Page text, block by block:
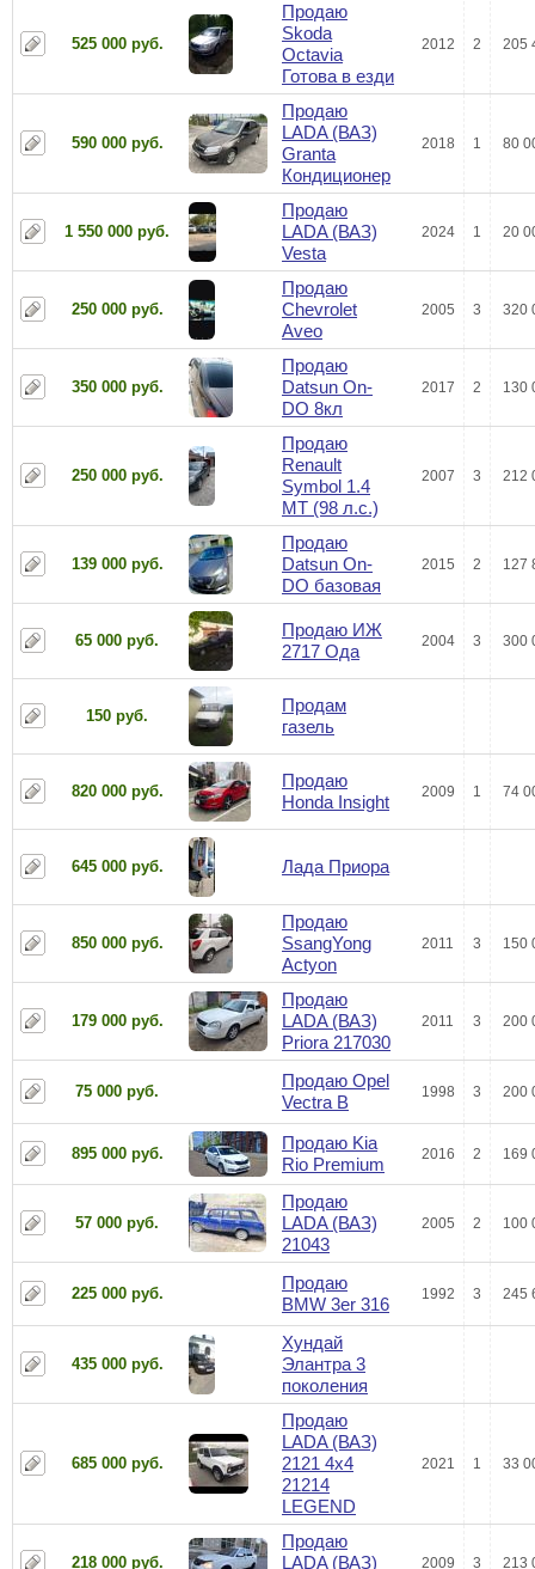
525 000 руб.
Продаю
Skoda
Octavia
Готова в езди
2012 2 205
590 000 руб.
Продаю
LADA (ВАЗ)
Granta
Кондиционер
2018 1 80
1 550 000 руб.
Продаю
LADA (ВАЗ)
Vesta
2024 1 20
250 000 руб.
Продаю
Chevrolet
Aveo
2005 3 320
350 000 руб.
Продаю
Datsun On-
DO 8кл
2017 2 130
250 000 руб.
Продаю
Renault
Symbol 1.4
МТ (98 л.с.)
2007 3 212
139 000 руб.
Продаю
Datsun On-
DO базовая
2015 2 127
65 000 руб.
Продаю ИЖ
2717 Ода
2004 3 300
150 руб.
Продам
газель
820 000 руб.
Продаю
Honda Insight
2009 1 74
645 000 руб. Лада Приора
850 000 руб.
Продаю
SsangYong
Actyon
2011 3 150
179 000 руб.
Продаю
LADA (ВАЗ)
Priora 217030
2011 3 200
75 000 руб.
Продаю Opel
Vectra B
1998 3 200
895 000 руб.
Продаю Kia
Rio Premium
2016 2 169
57 000 руб.
Продаю
LADA (ВАЗ)
21043
2005 2 100
225 000 руб.
Продаю
BMW 3er 316
1992 3 245
435 000 руб.
Хундай
Элантра 3
поколения
685 000 руб.
Продаю
LADA (ВАЗ)
2121 4x4
21214
LEGEND
2021 1 33
218 000 руб.
Продаю
LADA (ВАЗ)
2009 3 213